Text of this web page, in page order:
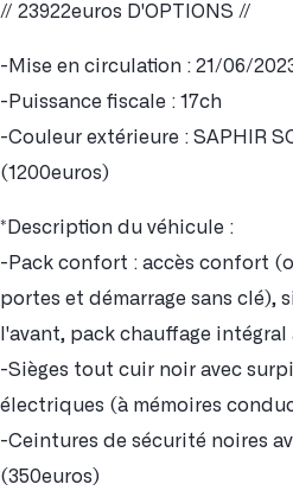
// 23922euros D'OPTIONS //
-Mise en circulation : 21/06/
-Puissance fiscale : 17ch
-Couleur extérieure : SAPHIR
(1200euros)
*Description du véhicule :
-Pack confort : accès confort
portes et démarrage sans clé),
l'avant, pack chauffage
-Sièges tout cuir noir avec
électriques (à mémoires
-Ceintures de sécurité noires
(350euros)